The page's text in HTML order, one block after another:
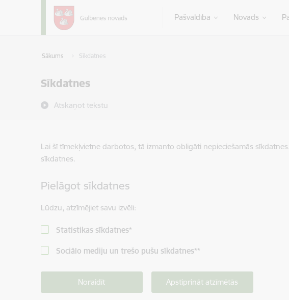
Pāriet uz lapas saturu
Pašvaldība Novads
Sākums Sīkdatnes
Sīkdatnes
Atskaņot tekstu
Lai šī tīmekļvietne darbotos, tā izmanto obligāti nepieciešamās
sīkdatnes.
Pielāgot sīkdatnes
Lūdzu, atzīmējiet savu izvēli:
Statistikas sīkdatnes*
Sociālo mediju un trešo pušu sīkdatnes**
Noraidīt Apstiprināt atzīmētās